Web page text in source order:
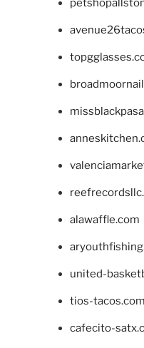
alawaffle.com
united-
tios-tacos.com
cafecito-